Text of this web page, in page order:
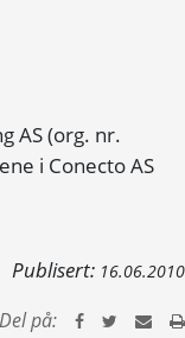
AS (org. nr.
i Conecto AS
Publisert: 16.06.2010
Del på: